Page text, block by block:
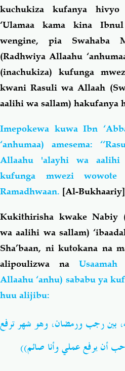
kuchukiza kufanya hivyo
‘Ulamaa kama kina
wengine, pia Swahaba
(Radhwiya Allaahu
(inachukiza) kufunga
kwani Rasuli wa Allaah
aalihi wa sallam) hakufanya
Imepokewa kuwa Ibn
‘anhumaa) amesema:
Allaahu 'alayhi wa aalihi
kufunga mwezi
Ramadhwaan. [Al-Bukhaariy]
Kukithirisha kwake Nabiy
wa aalihi wa sallam)
Sha’baan, ni kutokana na
alipoulizwa na
Allaahu ‘anhu) sababu ya
huu alijibu:
بين رجب ورمضان، وهو شهر ترفع
أن يرفع عملي وأنا صائم))